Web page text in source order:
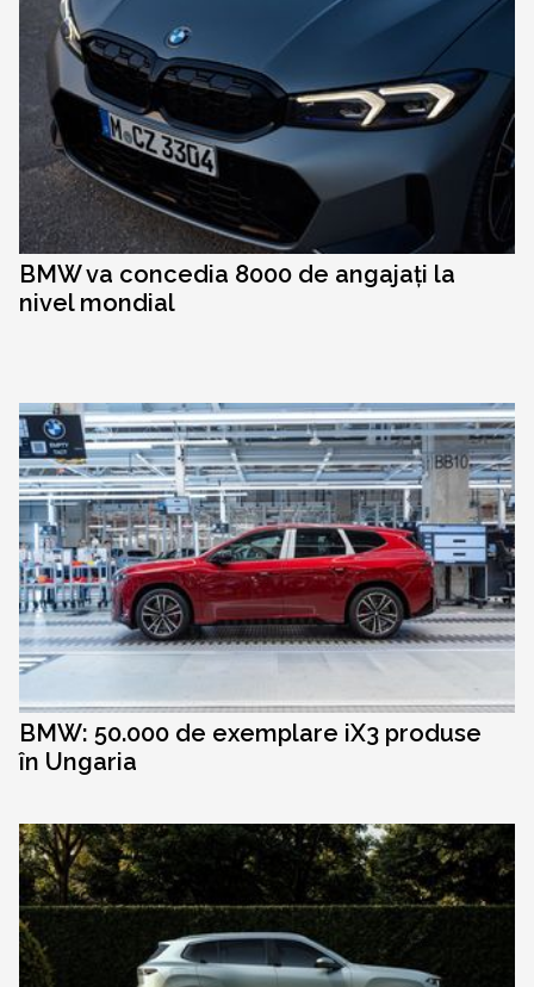
BMW va concedia 8000 de angajați la
nivel mondial
BMW: 50.000 de exemplare iX3 produse
în Ungaria